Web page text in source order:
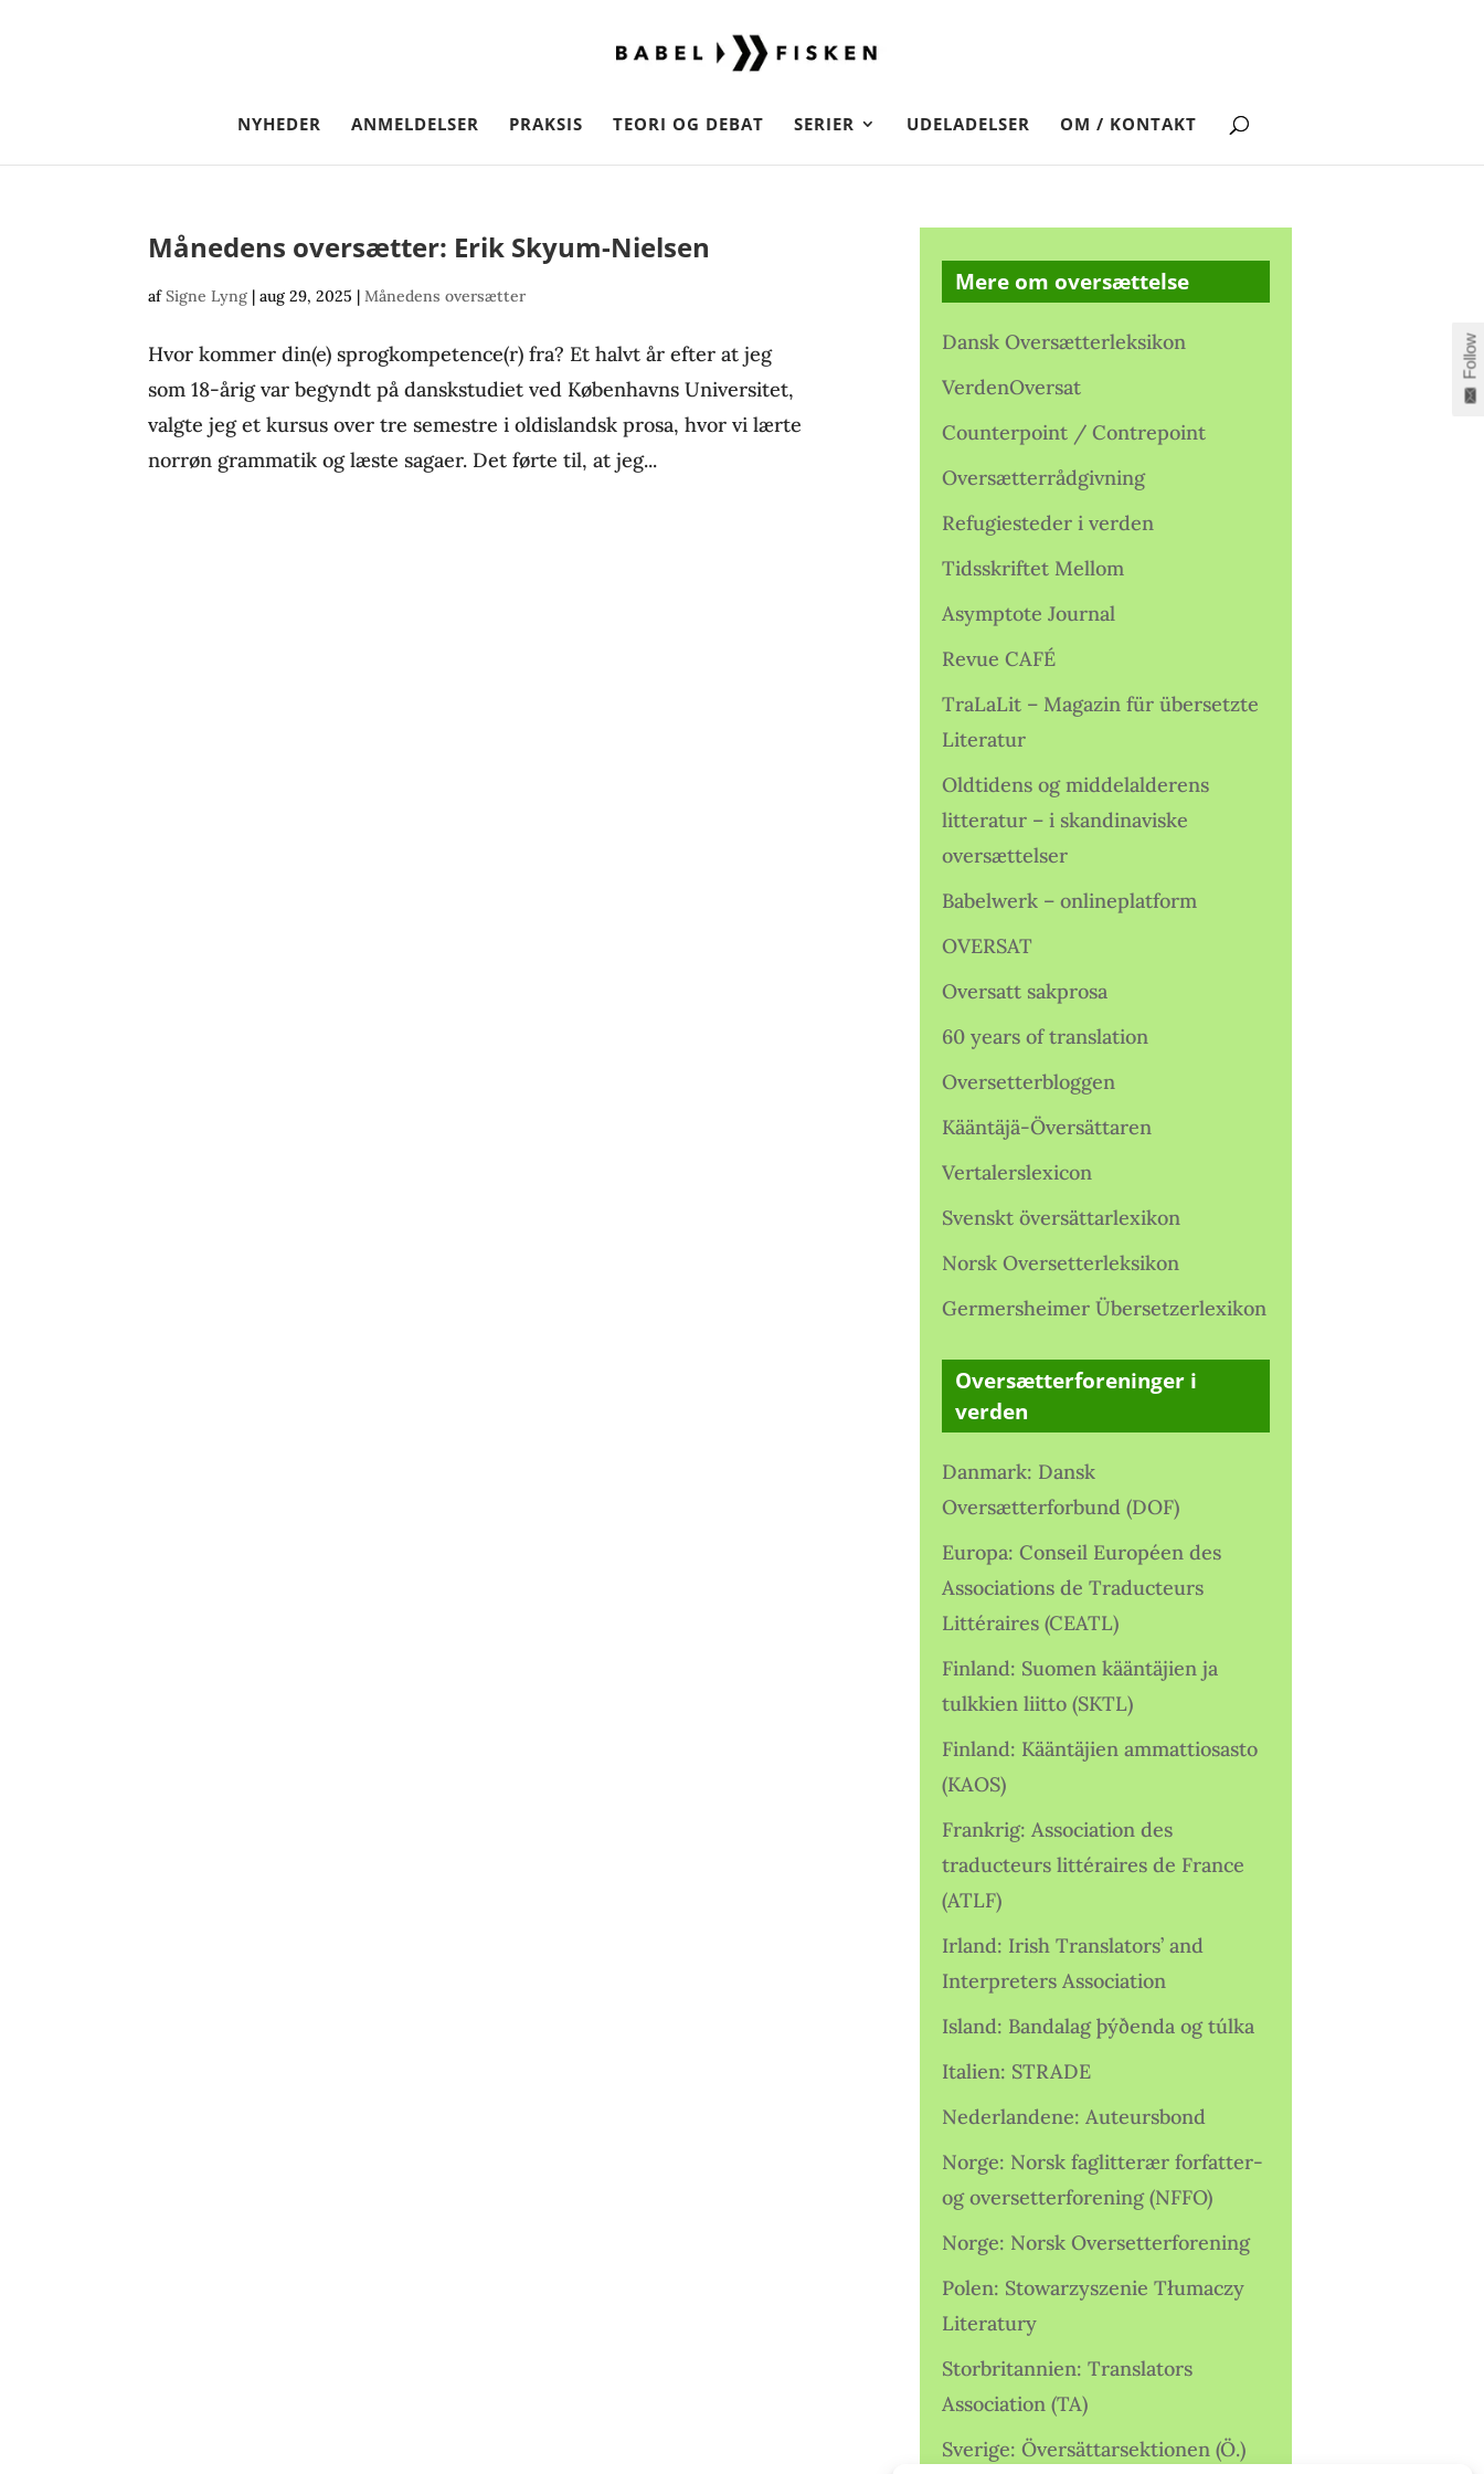
NYHEDER ANMELDELSER PRAKSIS TEORI OG DEBAT SERIER UDELADELSER OM / KONTAKT
Månedens oversætter: Erik Skyum-Nielsen
afSigne Lyng |aug 29, 2025 |Månedens oversætter
Hvor kommer din(e) sprogkompetence(r) fra? Et halvt år efter at jeg
som 18-årig var begyndt på danskstudiet ved Københavns Universitet,
valgte jeg et kursus over tre semestre i oldislandsk prosa, hvor vi lærte
norrøn grammatik og læste sagaer. Det førte til, at jeg...
Mere om oversættelse
Dansk Oversætterleksikon
VerdenOversat
Counterpoint / Contrepoint
Oversætterrådgivning
Refugiesteder i verden
Tidsskriftet Mellom
Asymptote Journal
Revue CAFÉ
TraLaLit – Magazin für übersetzte
Literatur
Oldtidens og middelalderens
litteratur – i skandinaviske
oversættelser
Babelwerk – onlineplatform
OVERSAT
Oversatt sakprosa
60 years of translation
Oversetterbloggen
Kääntäjä-Översättaren
Vertalerslexicon
Svenskt översättarlexikon
Norsk Oversetterleksikon
Germersheimer Übersetzerlexikon
Oversætterforeninger i
verden
Danmark: Dansk
Oversætterforbund (DOF)
Europa: Conseil Européen des
Associations de Traducteurs
Littéraires (CEATL)
Finland: Suomen kääntäjien ja
tulkkien liitto (SKTL)
Finland: Kääntäjien ammattiosasto
(KAOS)
Frankrig: Association des
traducteurs littéraires de France
(ATLF)
Irland: Irish Translators’ and
Interpreters Association
Island: Bandalag þýðenda og túlka
Italien: STRADE
Nederlandene: Auteursbond
Norge: Norsk faglitterær forfatter-
og oversetterforening (NFFO)
Norge: Norsk Oversetterforening
Polen: Stowarzyszenie Tłumaczy
Literatury
Storbritannien: Translators
Association (TA)
Sverige: Översättarsektionen (Ö.)
Follow